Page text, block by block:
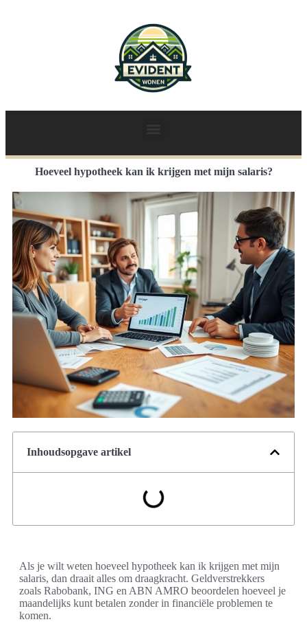
Hoeveel hypotheek kan ik krijgen met mijn salaris?
Inhoudsopgave artikel
Als je wilt weten hoeveel hypotheek kan ik krijgen met mijn
salaris, dan draait alles om draagkracht. Geldverstrekkers
zoals Rabobank, ING en ABN AMRO beoordelen hoeveel je
maandelijks kunt betalen zonder in financiële problemen te
komen.